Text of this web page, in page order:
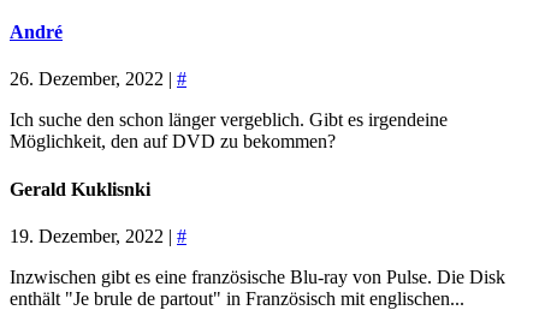
André
26. Dezember, 2022 | #
Ich suche den schon länger vergeblich. Gibt es irgendeine
Möglichkeit, den auf DVD zu bekommen?
Gerald Kuklisnki
19. Dezember, 2022 | #
Inzwischen gibt es eine französische Blu-ray von Pulse. Die Disk
enthält "Je brule de partout" in Französisch mit englischen...